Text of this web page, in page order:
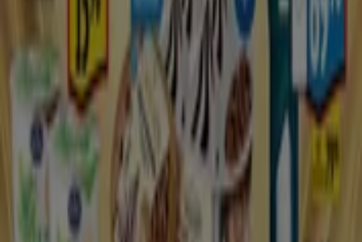
Albert
Albert - 32SMakcnikatalogbrand
Platnost do 18. 8. Rakovník